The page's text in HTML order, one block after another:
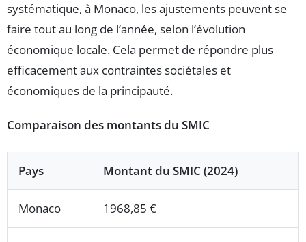
systématique, à Monaco, les ajustements peuvent se
faire tout au long de l’année, selon l’évolution
économique locale. Cela permet de répondre plus
efficacement aux contraintes sociétales et
économiques de la principauté.
Comparaison des montants du SMIC
Pays Montant du SMIC (2024)
Monaco 1968,85 €